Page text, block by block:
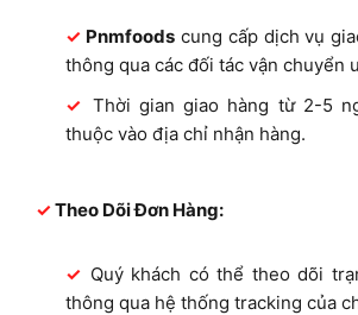
Pnmfoods cung cấp dịch vụ
thông qua các đối tác vận chuyển
Thời gian giao hàng từ 2-5
thuộc vào địa chỉ nhận hàng.
Theo Dõi Đơn Hàng:
Quý khách có thể theo dõi
thông qua hệ thống tracking của